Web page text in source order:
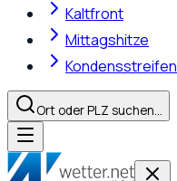
Kaltfront
Mittagshitze
Kondensstreifen
Ort oder PLZ suchen…